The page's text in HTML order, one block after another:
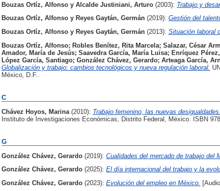
Bouzas Ortíz, Alfonso y Alcalde Justiniani, Arturo (2003): Trabajo y
Bouzas Ortíz, Alfonso y Reyes Gaytán, Germán (2019): Gestión del
Bouzas Ortíz, Alfonso y Reyes Gaytán, Germán (2013): Situación laboral
Bouzas Ortíz, Alfonso; Robles Benítez, Rita Marcela; Salazar, César
Amador, María de Jesús; Saavedra García, María Luisa; Enríquez
López García, Santiago; González Chávez, Gerardo; Arteaga García,
Globalización y trabajo: cambios tecnológicos y nueva regulación laboral.
México, D.F..
C
Chávez Hoyos, Marina (2010): Trabajo femenino, las nuevas
Instituto de Investigaciones Económicas, Distrito Federal, México. ISBN
G
González Chávez, Gerardo (2019): Cualidades del mercado de trabajo del
González Chávez, Gerardo (2025): El día internacional del trabajo y la
González Chávez, Gerardo (2023): Evolución del empleo en México.